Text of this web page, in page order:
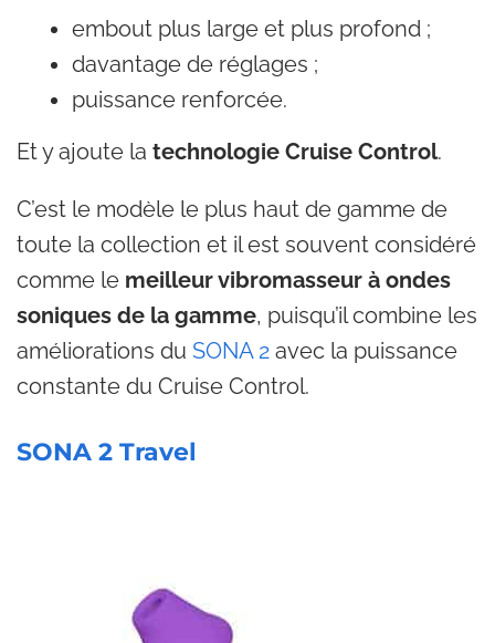
embout plus large et plus profond ;
davantage de réglages ;
puissance renforcée.
Et y ajoute la technologie Cruise Control.
C’est le modèle le plus haut de gamme de
toute la collection et il est souvent considéré
comme le meilleur vibromasseur à ondes
soniques de la gamme, puisqu’il combine les
améliorations du SONA 2 avec la puissance
constante du Cruise Control.
SONA 2 Travel